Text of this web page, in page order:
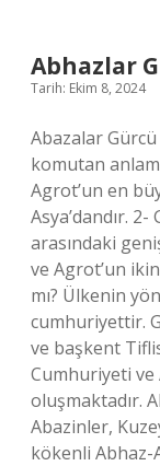
Abhazlar
Tarih: Ekim 8, 2024
Abazalar Gürcü
komutan
Agrot’un en
Asya’dandır.
arasındaki
ve Agrot’un
mı? Ülkenin
cumhuriyettir.
ve başkent
Cumhuriyeti ve
oluşmaktadır.
Abazinler,
kökenli Abhaz-